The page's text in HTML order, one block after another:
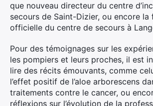
que nouveau directeur du centre
secours de Saint-Dizier, ou encore la
officielle du centre de secours à
Pour des témoignages sur les
les pompiers et leurs proches, il est
lire des récits émouvants, comme
l’effet positif de l’aloe arborescens
traitements contre le cancer, ou
réflexions sur l’évolution de la